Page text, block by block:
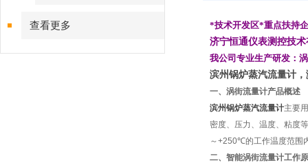
查看更多 *技术开发区*重点扶持
济宁恒通仪表测控技
我公司专业生产研发：
滨州锅炉蒸汽流量计，
一、涡街流量计产品概述
滨州锅炉蒸汽流量计主要
密度、压力、温度、粘度
～+250℃的工作温度范围
二、智能涡街流量计工作